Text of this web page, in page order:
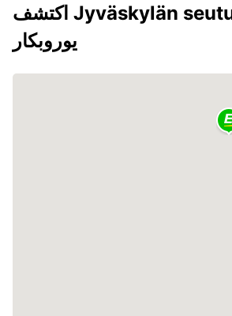
اكتشف Jyväskylän seutukunta مع
يوروبكار